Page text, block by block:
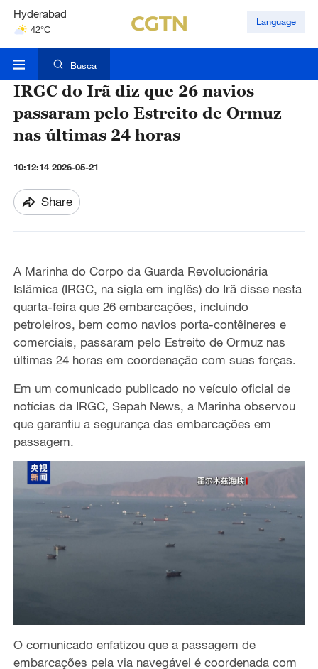
Hyderabad
42°C
Mumbai
Language
Busca
IRGC do Irã diz que 26 navios
passaram pelo Estreito de Ormuz
nas últimas 24 horas
10:12:14 2026-05-21
Share
A Marinha do Corpo da Guarda Revolucionária
Islâmica (IRGC, na sigla em inglês) do Irã disse nesta
quarta-feira que 26 embarcações, incluindo
petroleiros, bem como navios porta-contêineres e
comerciais, passaram pelo Estreito de Ormuz nas
últimas 24 horas em coordenação com suas forças.
Em um comunicado publicado no veículo oficial de
notícias da IRGC, Sepah News, a Marinha observou
que garantiu a segurança das embarcações em
passagem.
O comunicado enfatizou que a passagem de
embarcações pela via navegável é coordenada com